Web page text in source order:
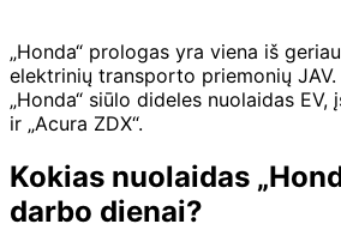
„Honda“ prologas yra viena iš
elektrinių transporto priemonių
„Honda“ siūlo dideles nuolaidas EV,
ir „Acura ZDX“.
Kokias nuolaidas
darbo dienai?